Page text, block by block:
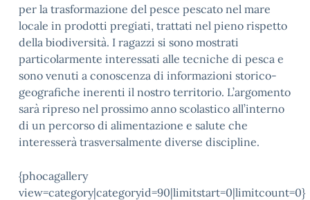
per la trasformazione del pesce pescato nel mare
locale in prodotti pregiati, trattati nel pieno rispetto
della biodiversità. I ragazzi si sono mostrati
particolarmente interessati alle tecniche di pesca e
sono venuti a conoscenza di informazioni storico-
geografiche inerenti il nostro territorio. L’argomento
sarà ripreso nel prossimo anno scolastico all’interno
di un percorso di alimentazione e salute che
interesserà trasversalmente diverse discipline.
{phocagallery
view=category|categoryid=90|limitstart=0|limitcount=0}